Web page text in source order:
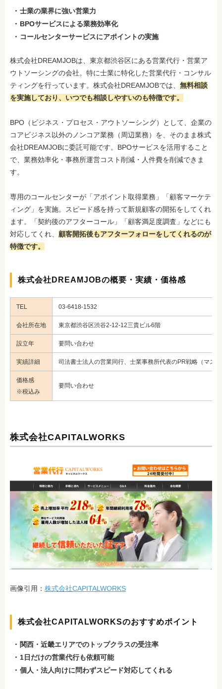
士業の業界に強い営業力
BPOサービスによる業務効率化
コールセンターサービスにアポイントの実施
株式会社DREAMJOBは、東京都渋谷区にある営業代行・営業ア
ウトソーシングの会社。特に士業に特化した営業代行・コンサル
ティングを行っています。株式会社DREAMJOBでは、 無料相談
を実施しており、いつでも相談しやすいのも特徴です。
BPO（ビジネス・プロセス・アウトソーシング）として、企業の
コアビジネス以外のノンコア業務（周辺業務）を、そのまま株式
会社DREAMJOBに委託可能です。BPOサービスを活用すること
で、業務効率化・事務所運営コスト削減・人件費を削減できま
す。
専用のコールセンターが「アポイント取得業務」「顧客マーケテ
ィング」を実施。スピード感を持って新規顧客の開拓をしてくれ
ます。「契約後のアフターコール」「顧客満足度調査」などにも
対応してくれ、 顧客開拓後もアフターフォローをしてくれるのが
特徴です。
株式会社DREAMJOBの概要・実績・価格感
TEL 03-6418-1532
会社所在地 東京都渋谷区渋谷2-12-12三貴ビル6階
設立年 要問い合わせ
実績詳細 司法書士法人の営業同行、士業事務所代表のPR戦略（マス
価格感
※税込み
要問い合わせ
株式会社CAPITALWORKS
画像引用： 株式会社CAPITALWORKS
株式会社CAPITALWORKSのおすすめポイント
関西・近畿エリアでのトップクラスの受注率
1日だけの営業代行も依頼可能
個人・法人向けに問わずスピード対応してくれる